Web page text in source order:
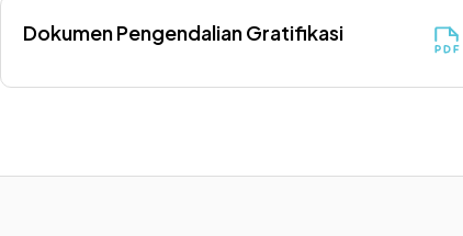
Dokumen Pengendalian Gratifikasi